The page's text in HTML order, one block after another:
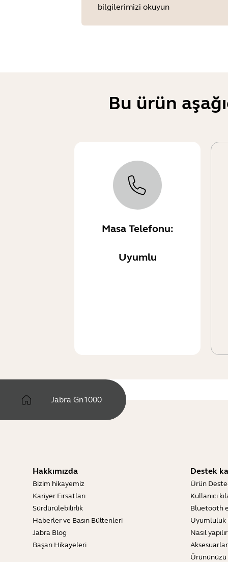
bilgilerimizi okuyun
Bu ürün
Masa Telefonu:
Uyumlu
Jabra Gn1000
Hakkımızda
Bizim hikayemiz
Kariyer Fırsatları
Sürdürülebilirlik
Haberler ve Basın Bültenleri
Jabra Blog
Başarı Hikayeleri
Destek
Ürün
Kullanıcı
Bluetooth
Uyumluluk
Nasıl
Aksesuarlar
Ürününüzü